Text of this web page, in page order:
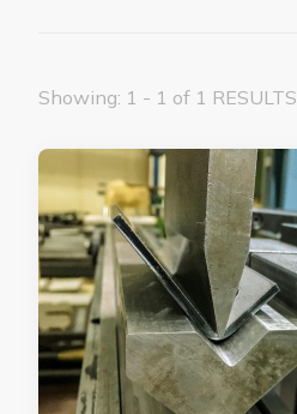
Showing: 1 - 1 of 1 RESULTS